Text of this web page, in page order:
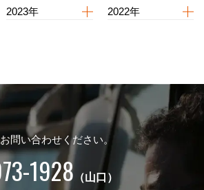
2023年
2022年
問い合わせください。
1928 （山口）